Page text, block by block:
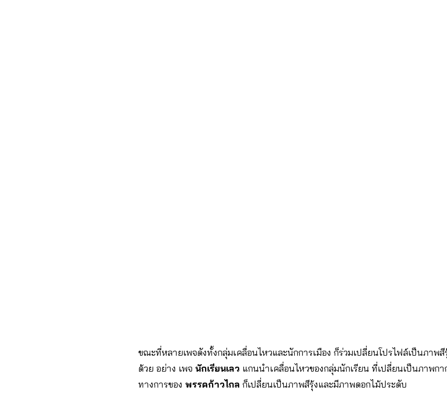
ขณะที่หลายเพจดังทั้งกลุ่มเคลื่อนไหวและนักการเมือง ก็ร่วมเปลี่ยนโปรไฟล์เป็นภาพสี
ด้วย อย่าง เพจ นักเรียนเลว แกนนำเคลื่อนไหวของกลุ่มนักเรียน ที่เปลี่ยนเป็นภาพกา
ทางการของ พรรคก้าวไกล ก็เปลี่ยนเป็นภาพสีรุ้งและมีภาพดอกไม้ประดับ